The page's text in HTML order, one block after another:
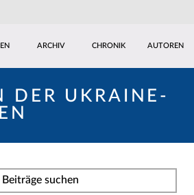
ARCHIV CHRONIK AUTOREN
DER UKRAINE-
Beiträge suchen